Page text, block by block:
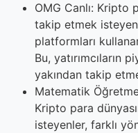
OMG Canlı: Kripto
takip etmek isteyen
platformları
Bu, yatırımcıların
yakından takip
Matematik
Kripto para
isteyenler, farklı